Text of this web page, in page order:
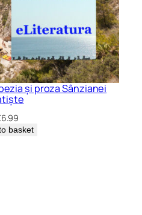
și proza Sânzianei
6.99
basket